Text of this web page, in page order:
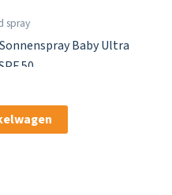
spray
Baby Ultra
50